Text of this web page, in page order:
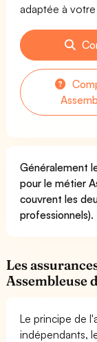
adaptée à
Généralement
pour le métier
couvrent les
professionnels).
Les
Assembleuse
Le principe de
indépendants,